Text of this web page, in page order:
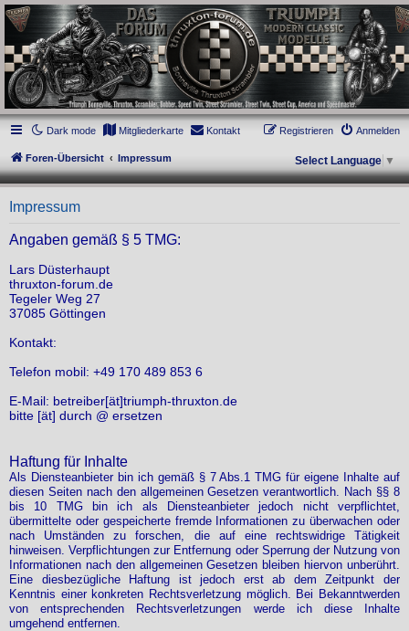
thruxton-forum.de
DAS FORUM! Alles rund um die Triumph Modern Classic Modelle. Das Forum für
die New Bonneville Baureihen ab BJ 2001. Triumph Bonneville, Thruxton,
Scrambler, Bobber, Speed Twin, Street Scrambler, Street Twin, Street Cup, America
und Speedmaster.
Dark mode
Mitgliederkarte Kontakt Anmelden
Registrieren
Foren-Übersicht Impressum Select Language ▼
Impressum
Angaben gemäß § 5 TMG:
Lars Düsterhaupt
thruxton-forum.de
Tegeler Weg 27
37085 Göttingen
Kontakt:
Telefon mobil: +49 170 489 853 6
E-Mail: betreiber[ät]triumph-thruxton.de
bitte [ät] durch @ ersetzen
Haftung für Inhalte
Als Diensteanbieter bin ich gemäß § 7 Abs.1 TMG für eigene Inhalte auf
diesen Seiten nach den allgemeinen Gesetzen verantwortlich. Nach §§ 8
bis 10 TMG bin ich als Diensteanbieter jedoch nicht verpflichtet,
übermittelte oder gespeicherte fremde Informationen zu überwachen oder
nach Umständen zu forschen, die auf eine rechtswidrige Tätigkeit
hinweisen. Verpflichtungen zur Entfernung oder Sperrung der Nutzung von
Informationen nach den allgemeinen Gesetzen bleiben hiervon unberührt.
Eine diesbezügliche Haftung ist jedoch erst ab dem Zeitpunkt der
Kenntnis einer konkreten Rechtsverletzung möglich. Bei Bekanntwerden
von entsprechenden Rechtsverletzungen werde ich diese Inhalte
umgehend entfernen.